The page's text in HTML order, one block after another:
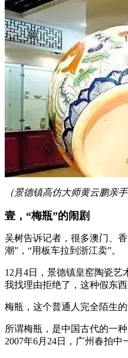
（景德镇高仿大师黄云鹏亲
壹，“梅瓶”的闹剧
吴树告诉记者，很多澳门、
潮”，“用板车拉到浙江卖”。
12月4日，景德镇皇窑陶瓷艺
我找理由拒绝了，这种假东
梅瓶，这个普通人完全陌生
所谓梅瓶，是中国古代的一
2007年6月24日，广州春拍